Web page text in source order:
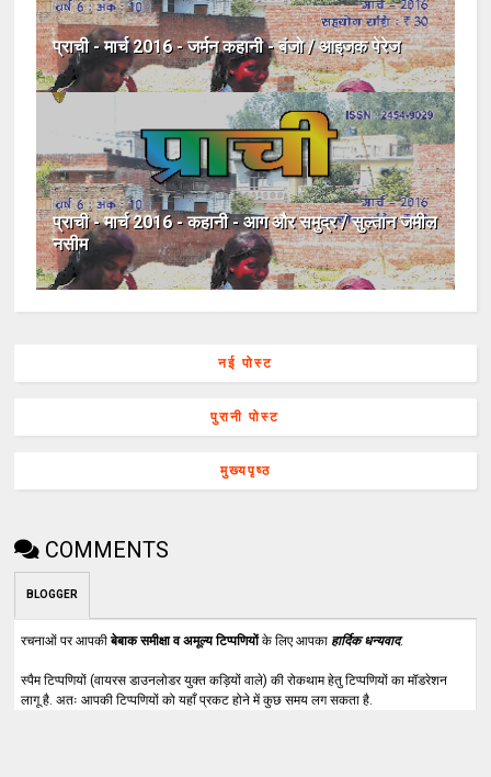
प्राची - मार्च 2016 - जर्मन कहानी - बंजो / आइजक पेरेज
प्राची - मार्च 2016 - कहानी - आग और समुद्र / सुल्तान जमील
नसीम
नई पोस्ट
पुरानी पोस्ट
मुख्यपृष्ठ
COMMENTS
BLOGGER
रचनाओं पर आपकीबेबाक समीक्षा व अमूल्य टिप्पणियोंके लिए आपका हार्दिक धन्यवाद.
स्पैम टिप्पणियों (वायरस डाउनलोडर युक्त कड़ियों वाले) की रोकथाम हेतु टिप्पणियों का मॉडरेशन
लागू है. अतः आपकी टिप्पणियों को यहाँ प्रकट होने में कुछ समय लग सकता है.